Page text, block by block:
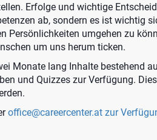
Erfolge und wichtige
ab, sondern es ist wichtig
Persönlichkeiten umgehen zu
um uns herum ticken.
Monate lang Inhalte bestehend
und Quizzes zur Verfügung.
office@careercenter.at zur